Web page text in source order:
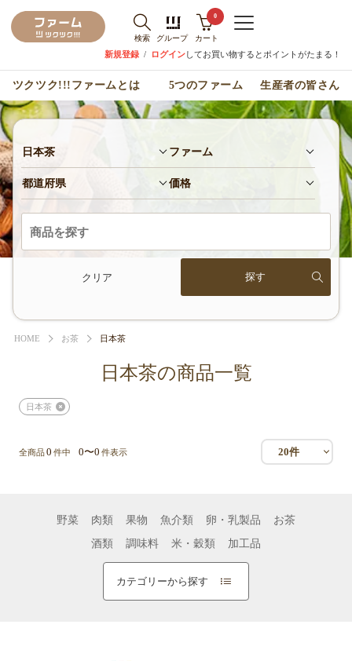
検索 グループ
0
カート
新規登録 / ログインしてお買い物するとポイントがたまる！
ツクツク!!!ファームとは 5つのファーム 生産者の皆さん
日本茶 ファーム
都道府県 価格
クリア
HOME お茶 日本茶
日本茶の商品一覧
日本茶
全商品0 件中 0〜0 件表示 20件
野菜 肉類 果物 魚介類 卵・乳製品
お茶
酒類
調味料 米・穀類 加工品
カテゴリーから探す